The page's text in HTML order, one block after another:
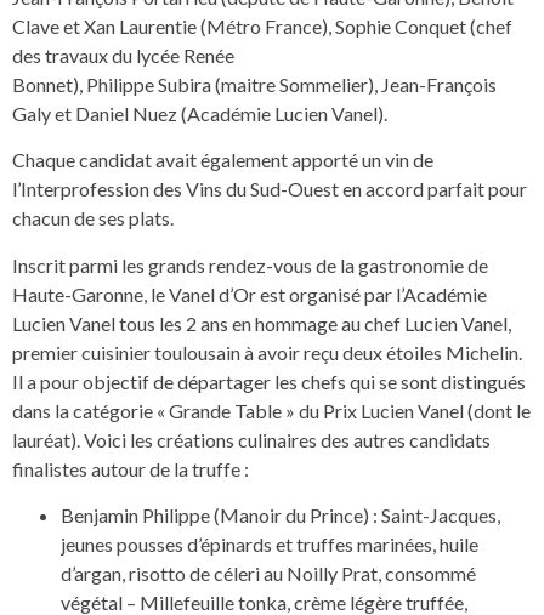
Clave et Xan Laurentie (Métro France), Sophie Conquet (chef
des travaux du lycée Renée
Bonnet), Philippe Subira (maitre Sommelier), Jean-François
Galy et Daniel Nuez (Académie Lucien Vanel).
Chaque candidat avait également apporté un vin de
l’Interprofession des Vins du Sud-Ouest en accord parfait pour
chacun de ses plats.
Inscrit parmi les grands rendez-vous de la gastronomie de
Haute-Garonne, le Vanel d’Or est organisé par l’Académie
Lucien Vanel tous les 2 ans en hommage au chef Lucien Vanel,
premier cuisinier toulousain à avoir reçu deux étoiles Michelin.
Il a pour objectif de départager les chefs qui se sont distingués
dans la catégorie « Grande Table » du Prix Lucien Vanel (dont le
lauréat). Voici les créations culinaires des autres candidats
finalistes autour de la truffe :
Benjamin Philippe (Manoir du Prince) : Saint-Jacques,
jeunes pousses d’épinards et truffes marinées, huile
d’argan, risotto de céleri au Noilly Prat, consommé
végétal – Millefeuille tonka, crème légère truffée,